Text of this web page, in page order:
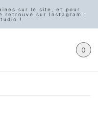
sur le site, et pour
retrouve sur Instagram :
!
0